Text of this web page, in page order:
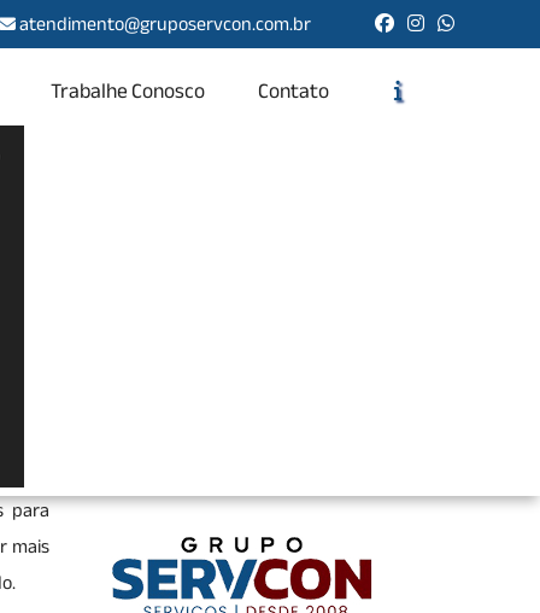
atendimento@gruposervcon.com.br
Trabalhe Conosco Contato
para
mais